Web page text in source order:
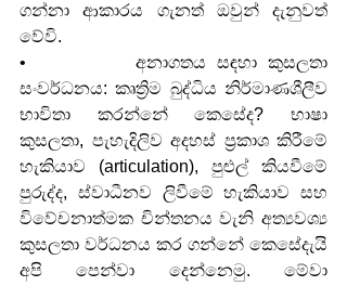
ගන්නා ආකාරය ගැනත් ඔවුන් දැනුවත්
වේවි.
•          අනාගතය සඳහා කුසලතා
සංවර්ධනය: කෘත්‍රිම බුද්ධිය නිර්මාණශීලීව
භාවිතා කරන්නේ කෙසේද? භාෂා
කුසලතා, පැහැදිලිව අදහස් ප්‍රකාශ කිරීමේ
හැකියාව (articulation), පුළුල් කියවීමේ
පුරුද්ද, ස්වාධීනව ලිවීමේ හැකියාව සහ
විවේචනාත්මක චින්තනය වැනි අත්‍යවශ්‍ය
කුසලතා වර්ධනය කර ගන්නේ කෙසේදැයි
අපි පෙන්වා දෙන්නෙමු. මේවා